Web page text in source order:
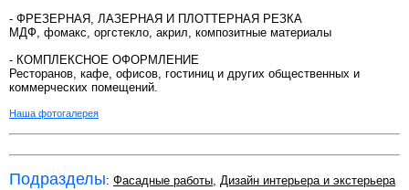
- ФРЕЗЕРНАЯ, ЛАЗЕРНАЯ И ПЛОТТЕРНАЯ РЕЗКА
МДФ, фомакс, оргстекло, акрил, композитные материалы
- КОМПЛЕКСНОЕ ОФОРМЛЕНИЕ
Ресторанов, кафе, офисов, гостиниц и других общественных и
коммерческих помещений.
Наша фотогалерея
Подразделы: Фасадные работы, Дизайн интерьера и экстерьера